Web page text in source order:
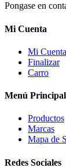
Pongase en
Mi Cuenta
Mi Cuenta
Finalizar
Carro
Menú Principal
Productos
Marcas
Mapa de
Redes Sociales